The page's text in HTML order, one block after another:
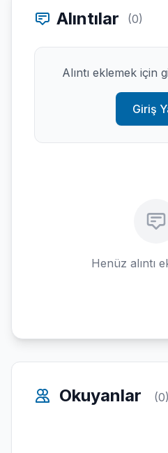
Alıntılar (0)
Alıntı eklemek için
Giriş
Henüz alıntı
Okuyanlar (0)